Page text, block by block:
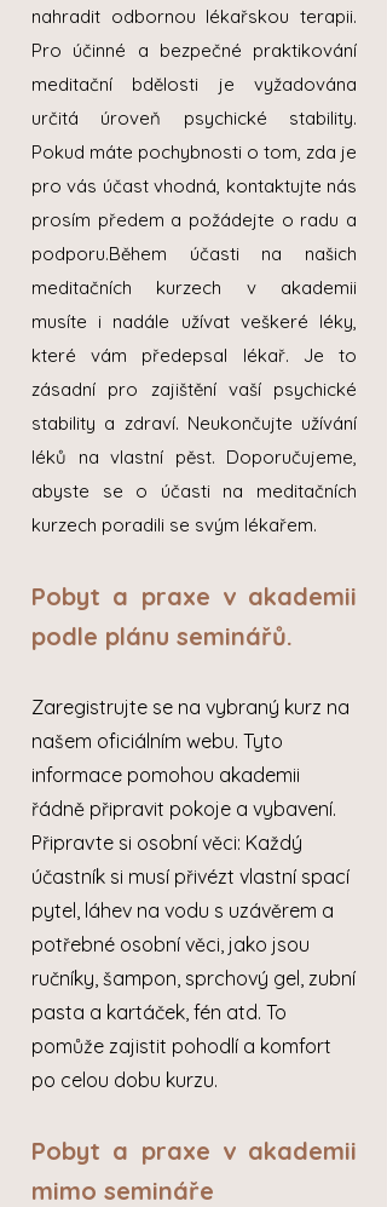
nahradit odbornou lékařskou terapii.
Pro účinné a bezpečné praktikování
meditační bdělosti je vyžadována
určitá úroveň psychické stability.
Pokud máte pochybnosti o tom, zda je
pro vás účast vhodná, kontaktujte nás
prosím předem a požádejte o radu a
podporu.Během účasti na našich
meditačních kurzech v akademii
musíte i nadále užívat veškeré léky,
které vám předepsal lékař. Je to
zásadní pro zajištění vaší psychické
stability a zdraví. Neukončujte užívání
léků na vlastní pěst. Doporučujeme,
abyste se o účasti na meditačních
kurzech poradili se svým lékařem.
Pobyt a praxe v akademii
podle plánu seminářů.
Zaregistrujte se na vybraný kurz na
našem oficiálním webu. Tyto
informace pomohou akademii
řádně připravit pokoje a vybavení.
Připravte si osobní věci: Každý
účastník si musí přivézt vlastní spací
pytel, láhev na vodu s uzávěrem a
potřebné osobní věci, jako jsou
ručníky, šampon, sprchový gel, zubní
pasta a kartáček, fén atd. To
pomůže zajistit pohodlí a komfort
po celou dobu kurzu.
Pobyt a praxe v akademii
mimo semináře